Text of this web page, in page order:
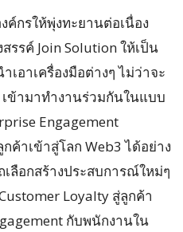
ค์กรให้พุ่งทะยานต่อเนื่อง
รรค์ Join Solution ให้เป็น
อาเครื่องมือต่างๆ ไม่ว่าจะ
เข้ามาทำงานร่วมกันในแบบ
Engagement
ค้าเข้าสู่โลก Web3 ได้อย่าง
ลือกสร้างประสบการณ์ใหม่ๆ
Loyalty สู่ลูกค้า
กับพนักงานใน